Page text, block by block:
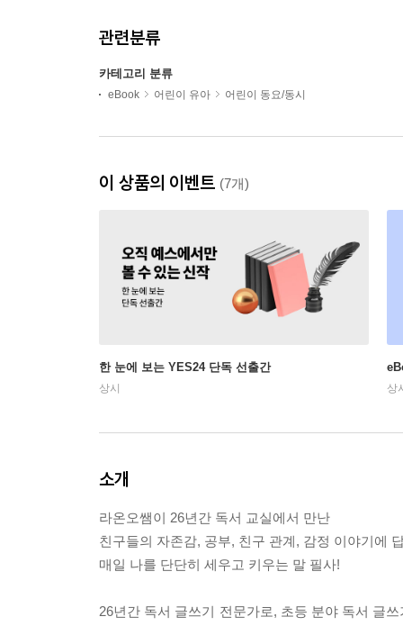
관련분류
카테고리 분류
eBook 어린이 유아 어린이 동요/동시
이 상품의 이벤트 (7개)
한 눈에 보는 YES24 단독 선출간
상시 상
소개
라온오쌤이 26년간 독서 교실에서 만난
친구들의 자존감, 공부, 친구 관계, 감정 이야기에
매일 나를 단단히 세우고 키우는 말 필사!
26년간 독서 글쓰기 전문가로, 초등 분야 독서 글